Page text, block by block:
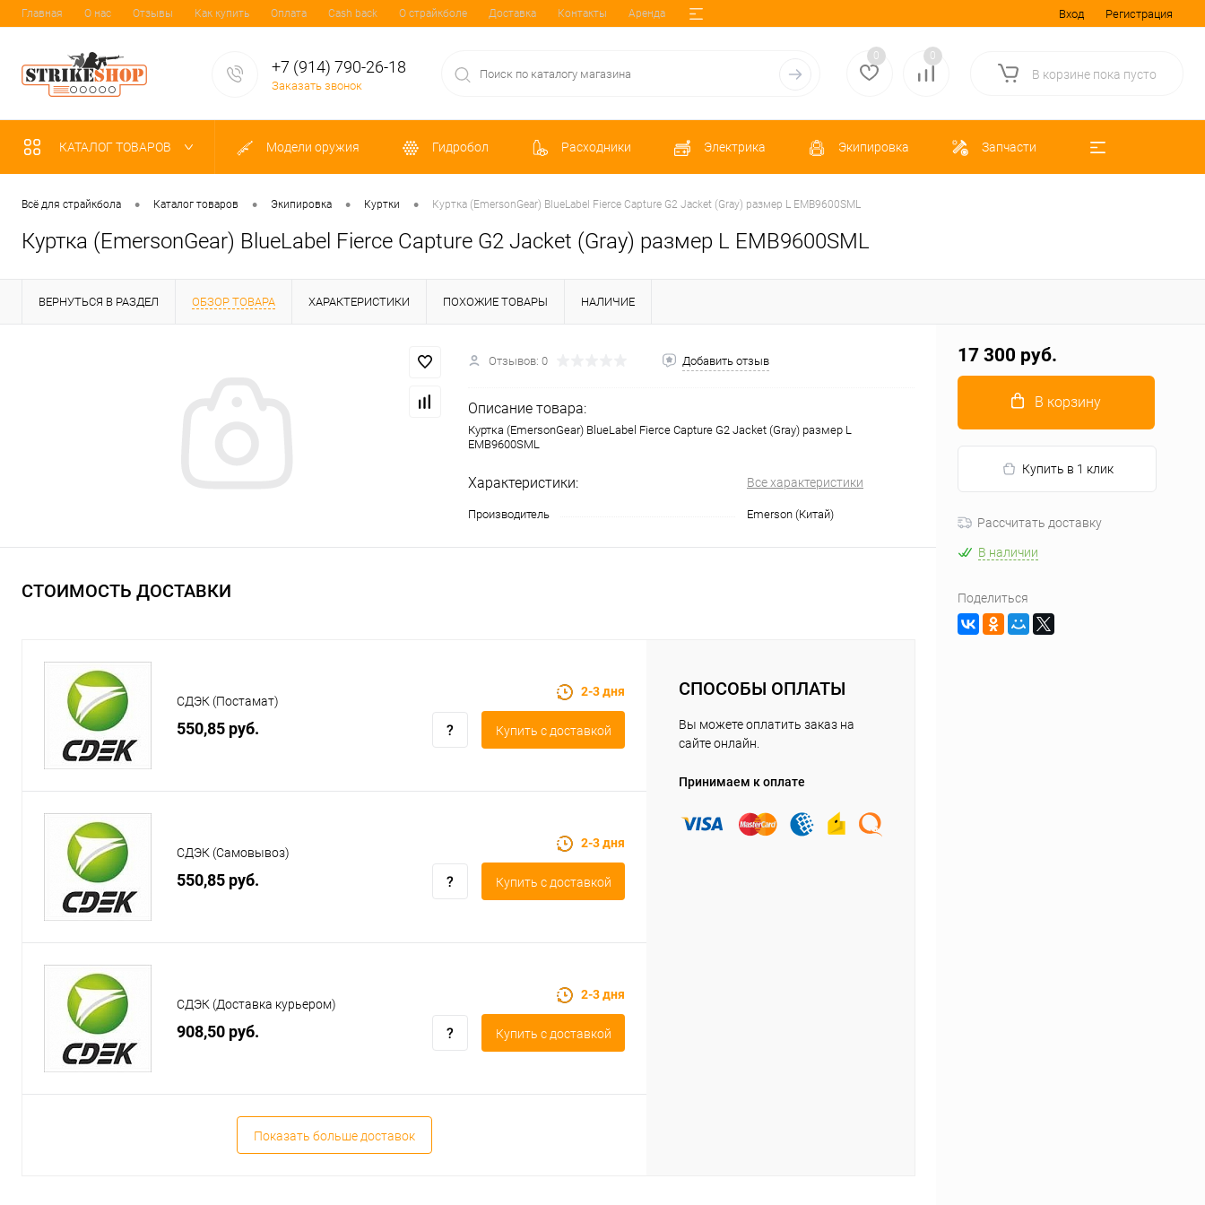
Главная О нас Отзывы Как купить Оплата Cash back О страйкболе Доставка Контакты Аренда Вход Регистрация
+7 (914) 790-26-18
Заказать звонок
0 0
В корзине пока пусто
КАТАЛОГ ТОВАРОВ Модели оружия Гидробол Расходники Электрика Экипировка Запчасти
Всё для страйкбола • Каталог товаров • Экипировка • Куртки • Куртка (EmersonGear) BlueLabel Fierce Capture G2 Jacket (Gray) размер L EMB9600SML
Куртка (EmersonGear) BlueLabel Fierce Capture G2 Jacket (Gray) размер L EMB9600SML
ВЕРНУТЬСЯ В РАЗДЕЛ ОБЗОР ТОВАРА ХАРАКТЕРИСТИКИ ПОХОЖИЕ ТОВАРЫ НАЛИЧИЕ
Отзывов: 0 Добавить отзыв
Описание товара:
Куртка (EmersonGear) BlueLabel Fierce Capture G2 Jacket (Gray) размер L
EMB9600SML
Характеристики: Все характеристики
Производитель Emerson (Китай)
СТОИМОСТЬ ДОСТАВКИ
СДЭК (Постамат)
550,85 руб.
2-3 дня
Купить c доставкой
СДЭК (Самовывоз)
550,85 руб.
2-3 дня
Купить c доставкой
СДЭК (Доставка курьером)
908,50 руб.
2-3 дня
Купить c доставкой
Показать больше доставок
СПОСОБЫ ОПЛАТЫ
Вы можете оплатить заказ на
сайте онлайн.
Принимаем к оплате
17 300 руб.
В корзину
Купить в 1 клик
Рассчитать доставку
В наличии
Поделиться